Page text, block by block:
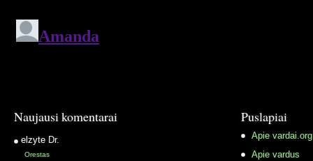
Naujausi komentarai
elzyte Dr.
Orestas
Puslapiai
Apie vardai.org
Apie vardus